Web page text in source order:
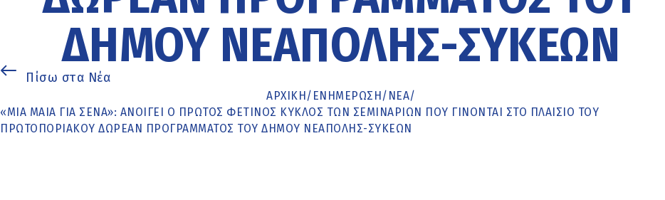
ΔΉΜΟΥ ΝΕΆΠΟΛΗΣ-ΣΥΚΕΏΝ
Πίσω στα Νέα
ΑΡΧΙΚΉ/ ΕΝΗΜΈΡΩΣΗ/ ΝΕΑ/
«ΜΙΑ ΜΑΊΑ ΓΙΑ ΣΈΝΑ»: ΑΝΟΊΓΕΙ Ο ΠΡΏΤΟΣ ΦΕΤΙΝΌΣ ΚΎΚΛΟΣ ΤΩΝ ΣΕΜΙΝΑΡΊΩΝ ΠΟΥ ΓΊΝΟΝΤΑΙ ΣΤΟ ΠΛΑΊΣΙΟ ΤΟΥ
ΠΡΩΤΟΠΟΡΙΑΚΟΎ ΔΩΡΕΆΝ ΠΡΟΓΡΆΜΜΑΤΟΣ ΤΟΥ ΔΉΜΟΥ ΝΕΆΠΟΛΗΣ-ΣΥΚΕΏΝ